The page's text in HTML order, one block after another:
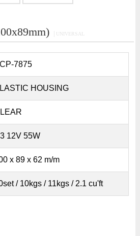
│UNIVERSAL
7875
HOUSING
12V 55W
x 89 x 62 m/m
/ 10kgs / 11kgs / 2.1 cu'ft